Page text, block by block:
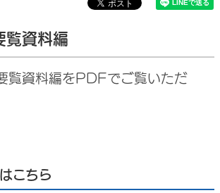
覧資料編
覧資料編をPDFでご覧いただ
こちら